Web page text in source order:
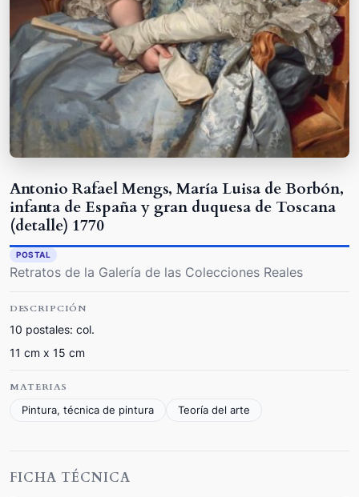
Antonio Rafael Mengs, María Luisa de Borbón,
infanta de España y gran duquesa de Toscana
(detalle) 1770
POSTAL
Retratos de la Galería de las Colecciones Reales
DESCRIPCIÓN
10 postales: col.
11 cm x 15 cm
MATERIAS
Pintura, técnica de pintura
Teoría del arte
FICHA TÉCNICA